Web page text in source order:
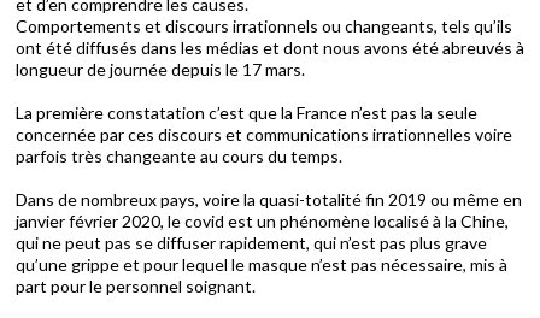
et d’en comprendre les causes.
Comportements et discours irrationnels ou changeants, tels qu’ils
ont été diffusés dans les médias et dont nous avons été abreuvés à
longueur de journée depuis le 17 mars.
La première constatation c’est que la France n’est pas la seule
concernée par ces discours et communications irrationnelles voire
parfois très changeante au cours du temps.
Dans de nombreux pays, voire la quasi-totalité fin 2019 ou même en
janvier février 2020, le covid est un phénomène localisé à la Chine,
qui ne peut pas se diffuser rapidement, qui n’est pas plus grave
qu’une grippe et pour lequel le masque n’est pas nécessaire, mis à
part pour le personnel soignant.